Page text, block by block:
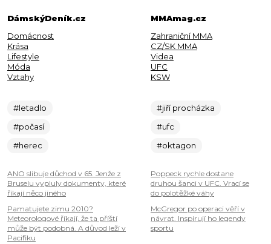
DámskýDeník.cz
Domácnost
Krása
Lifestyle
Móda
Vztahy
#letadlo
#počasí
#herec
ANO slibuje důchod v 65. Jenže z
Bruselu vypluly dokumenty, které
říkají něco jiného
Pamatujete zimu 2010?
Meteorologové říkají, že ta příští
může být podobná. A důvod leží v
Pacifiku
MMAmag.cz
Zahraniční MMA
CZ/SK MMA
Videa
UFC
KSW
#jiří procházka
#ufc
#oktagon
Poppeck rychle dostane
druhou šanci v UFC. Vrací se
do polotěžké váhy
McGregor po operaci věří v
návrat. Inspirují ho legendy
sportu